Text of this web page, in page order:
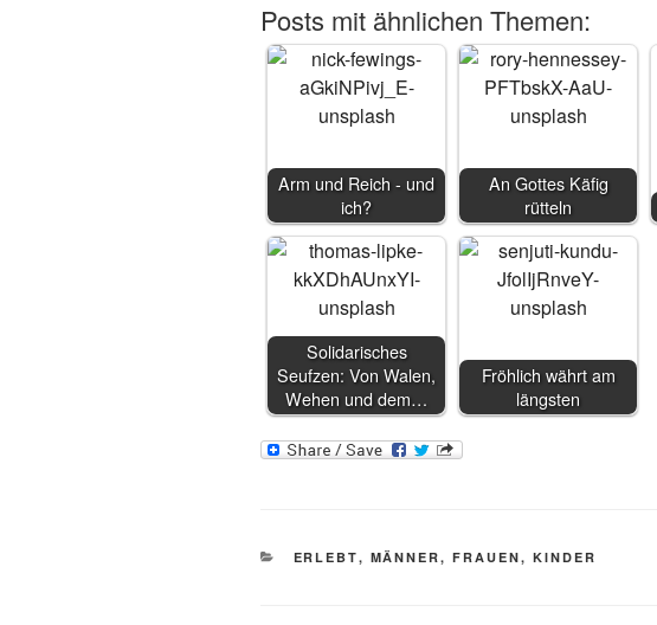
Posts mit ähnlichen Themen:
Arm und Reich - und
ich?
An Gottes Käfig
rütteln
Solidarisches
Seufzen: Von Walen,
Wehen und dem…
Fröhlich währt am
längsten
KATEGORIEN
ERLEBT, MÄNNER, FRAUEN, KINDER